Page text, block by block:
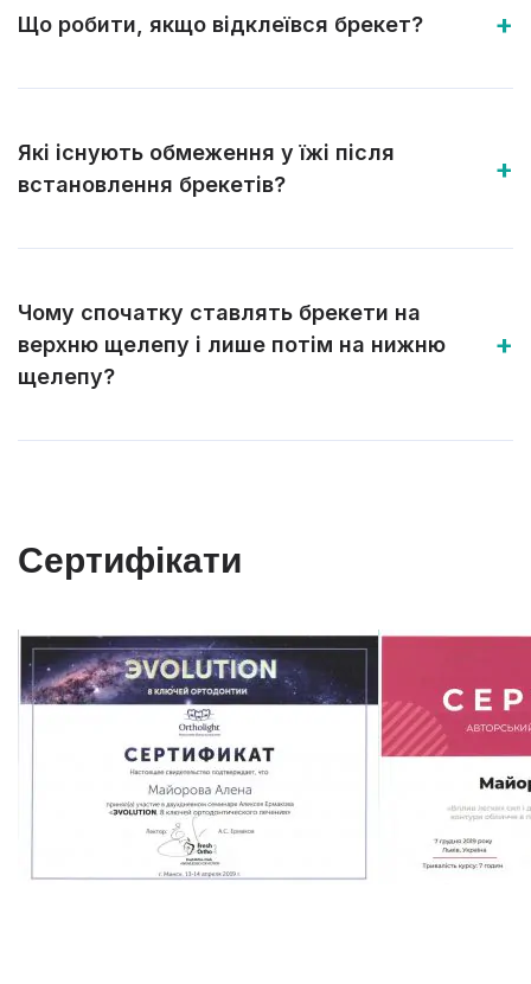
Що робити, якщо відклеївся брекет?
Які існують обмеження у їжі після
встановлення брекетів?
Чому спочатку ставлять брекети на
верхню щелепу і лише потім на нижню
щелепу?
Сертифікати